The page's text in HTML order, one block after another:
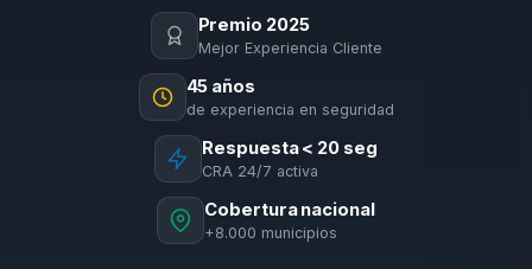
Premio 2025
Mejor Experiencia Cliente
45 años
de experiencia en seguridad
Respuesta < 20 seg
CRA 24/7 activa
Cobertura nacional
+8.000 municipios